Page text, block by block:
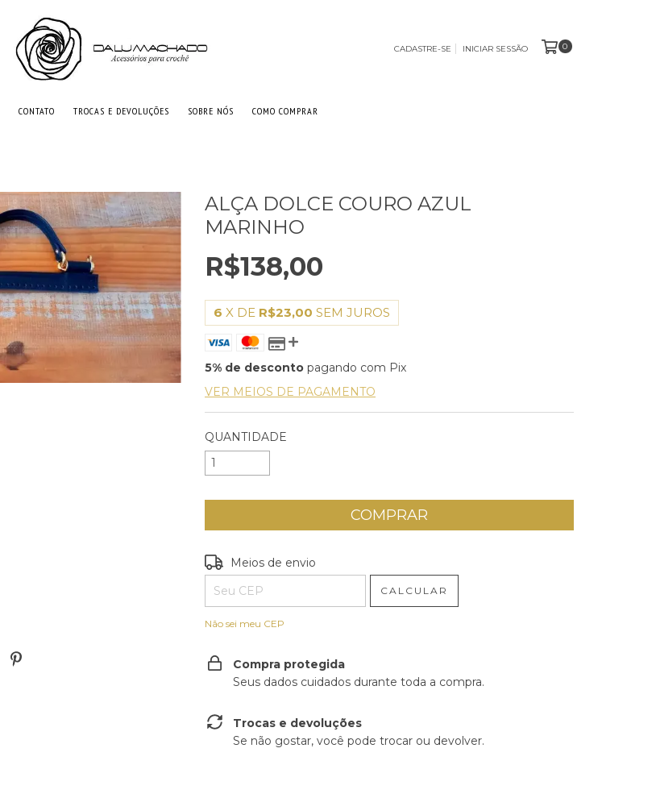
CADASTRE-SE INICIAR SESSÃO 0
CONTATO TROCAS E DEVOLUÇÕES SOBRE NÓS COMO COMPRAR
ALÇA DOLCE COURO AZUL
MARINHO
R$138,00
6 X DE R$23,00 SEM JUROS
5% de desconto pagando com Pix
VER MEIOS DE PAGAMENTO
QUANTIDADE
Entregas para o CEP:
Meios de envio
CALCULAR
Não sei meu CEP
Compra protegida
Seus dados cuidados durante toda a compra.
Trocas e devoluções
Se não gostar, você pode trocar ou devolver.